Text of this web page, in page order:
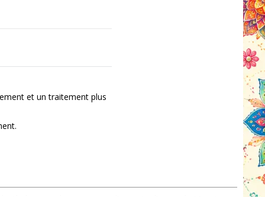
et un traitement plus